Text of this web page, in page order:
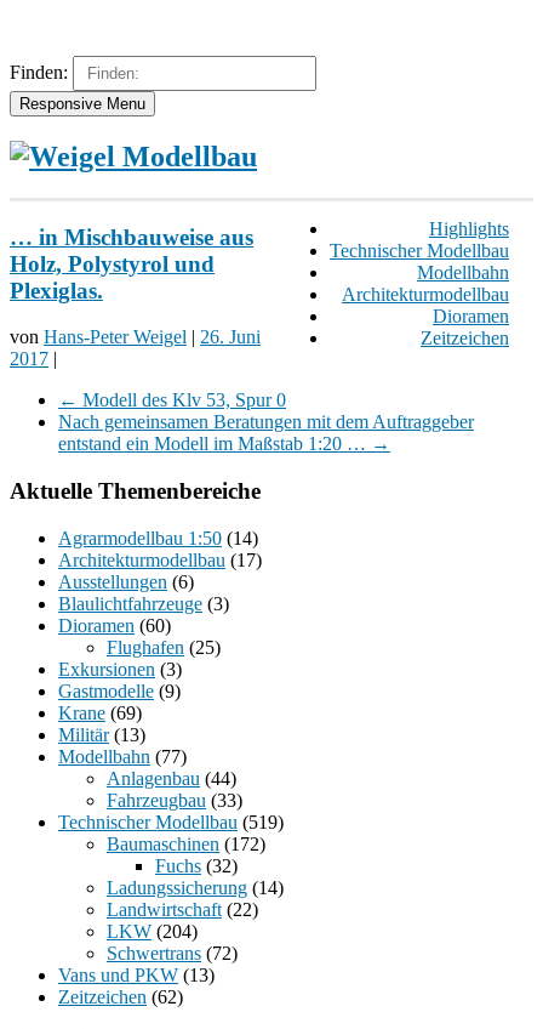
Finden:
Responsive Menu
Highlights
Technischer Modellbau
Modellbahn
Architekturmodellbau
Dioramen
Zeitzeichen
… in Mischbauweise aus
Holz, Polystyrol und
Plexiglas.
von Hans-Peter Weigel | 26. Juni
2017 |
← Modell des Klv 53, Spur 0
Nach gemeinsamen Beratungen mit dem Auftraggeber
entstand ein Modell im Maßstab 1:20 … →
Aktuelle Themenbereiche
Agrarmodellbau 1:50 (14)
Architekturmodellbau (17)
Ausstellungen (6)
Blaulichtfahrzeuge (3)
Dioramen (60)
Flughafen (25)
Exkursionen (3)
Gastmodelle (9)
Krane (69)
Militär(13)
Modellbahn (77)
Anlagenbau (44)
Fahrzeugbau (33)
Technischer Modellbau (519)
Baumaschinen (172)
Fuchs (32)
Ladungssicherung (14)
Landwirtschaft (22)
LKW (204)
Schwertrans (72)
Vans und PKW (13)
Zeitzeichen (62)